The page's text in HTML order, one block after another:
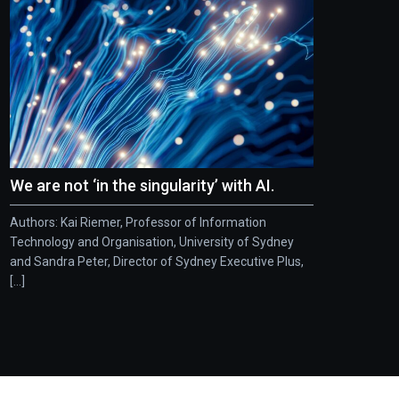
We are not ‘in the singularity’ with AI.
Authors: Kai Riemer, Professor of Information
Technology and Organisation, University of Sydney
and Sandra Peter, Director of Sydney Executive Plus,
[...]